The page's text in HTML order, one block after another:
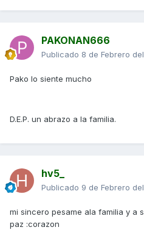
PAKONAN666
Publicado 8 de Febrero
Pako lo siente mucho
D.E.P. un abrazo a la familia.
hv5_
Publicado 9 de Febrero
mi sincero pesame ala familia y a
paz :corazon